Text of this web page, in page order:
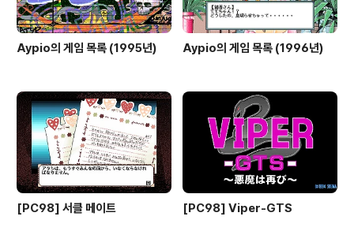
Aypio의 게임 목록 (1995년) Aypio의 게임 목록 (1996년)
[PC98] 서클 메이트 [PC98] Viper-GTS